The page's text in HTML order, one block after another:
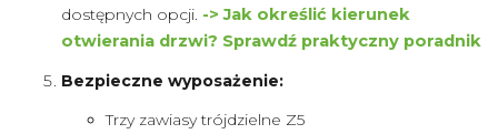
dostępnych opcji. -> Jak określić kierunek
otwierania drzwi? Sprawdź praktyczny poradnik
Bezpieczne wyposażenie:
Trzy zawiasy trójdzielne Z5